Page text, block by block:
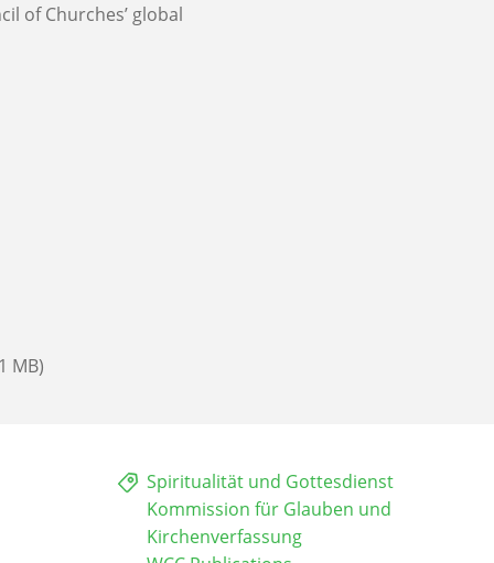
of Churches’ global
MB)
Spiritualität und Gottesdienst
Kommission für Glauben und
Kirchenverfassung